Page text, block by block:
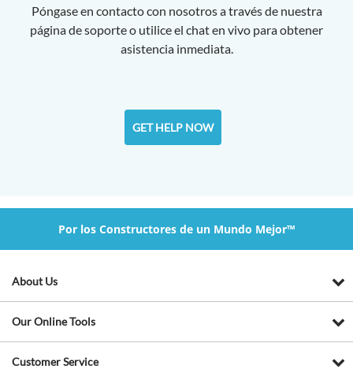
Póngase en contacto con nosotros a través de nuestra
página de soporte o utilice el chat en vivo para obtener
asistencia inmediata.
GET HELP NOW
Por los Constructores de un Mundo Mejor™
About Us
Our Online Tools
Customer Service